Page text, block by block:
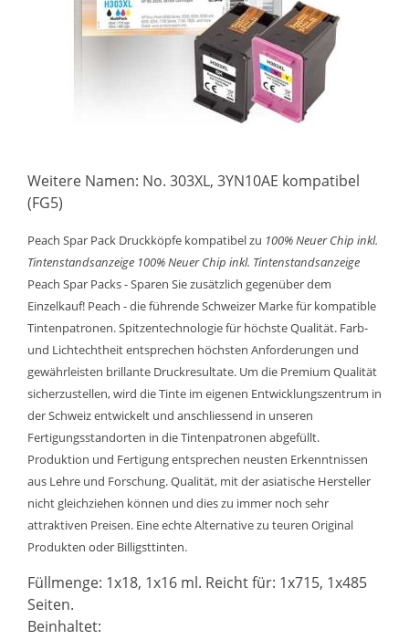
Weitere Namen: No. 303XL, 3YN10AE kompatibel
(FG5)
Peach Spar Pack Druckköpfe kompatibel zu 100% Neuer Chip inkl.
Tintenstandsanzeige 100% Neuer Chip inkl. Tintenstandsanzeige
Peach Spar Packs - Sparen Sie zusätzlich gegenüber dem
Einzelkauf! Peach - die führende Schweizer Marke für kompatible
Tintenpatronen. Spitzentechnologie für höchste Qualität. Farb-
und Lichtechtheit entsprechen höchsten Anforderungen und
gewährleisten brillante Druckresultate. Um die Premium Qualität
sicherzustellen, wird die Tinte im eigenen Entwicklungszentrum in
der Schweiz entwickelt und anschliessend in unseren
Fertigungsstandorten in die Tintenpatronen abgefüllt.
Produktion und Fertigung entsprechen neusten Erkenntnissen
aus Lehre und Forschung. Qualität, mit der asiatische Hersteller
nicht gleichziehen können und dies zu immer noch sehr
attraktiven Preisen. Eine echte Alternative zu teuren Original
Produkten oder Billigsttinten.
Füllmenge: 1x18, 1x16 ml. Reicht für: 1x715, 1x485
Seiten.
Beinhaltet: